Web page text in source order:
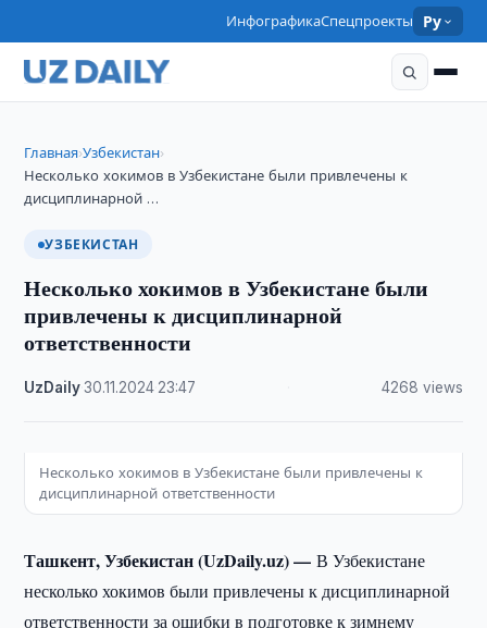
ИнфографикаСпецпроекты Ру
Главная›Узбекистан›
Несколько хокимов в Узбекистане были привлечены к
дисциплинарной …
УЗБЕКИСТАН
Несколько хокимов в Узбекистане были
привлечены к дисциплинарной
ответственности
UzDaily·30.11.2024 23:47 4268 views
Несколько хокимов в Узбекистане были привлечены к
дисциплинарной ответственности
Ташкент, Узбекистан (UzDaily.uz) —В Узбекистане
несколько хокимов были привлечены к дисциплинарной
ответственности за ошибки в подготовке к зимнему